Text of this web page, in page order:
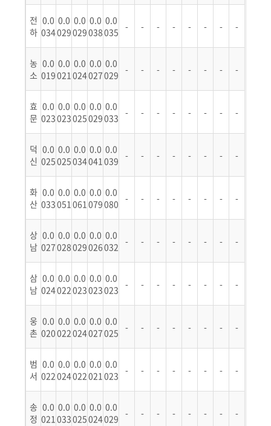
전
하
0.0
034
0.0
029
0.0
029
0.0
038
0.0
035
- - - - - - - -
농
소
0.0
019
0.0
021
0.0
024
0.0
027
0.0
029
- - - - - - - -
효
문
0.0
023
0.0
023
0.0
025
0.0
029
0.0
033
- - - - - - - -
덕
신
0.0
025
0.0
025
0.0
034
0.0
041
0.0
039
- - - - - - - -
화
산
0.0
033
0.0
051
0.0
061
0.0
079
0.0
080
- - - - - - - -
상
남
0.0
027
0.0
028
0.0
029
0.0
026
0.0
032
- - - - - - - -
삼
남
0.0
024
0.0
022
0.0
023
0.0
023
0.0
023
- - - - - - - -
웅
촌
0.0
020
0.0
022
0.0
024
0.0
027
0.0
025
- - - - - - - -
범
서
0.0
022
0.0
024
0.0
022
0.0
021
0.0
023
- - - - - - - -
송
정
0.0
021
0.0
033
0.0
025
0.0
024
0.0
029
- - - - - - - -